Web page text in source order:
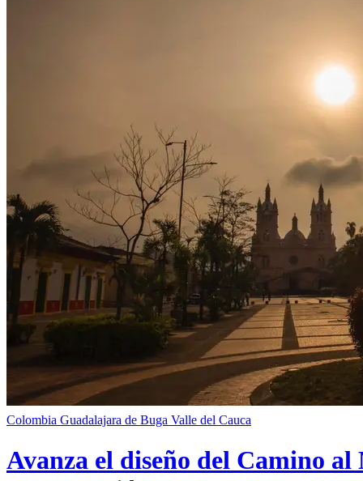
Colombia Guadalajara de Buga Valle del Cauca
Avanza el diseño del Camino